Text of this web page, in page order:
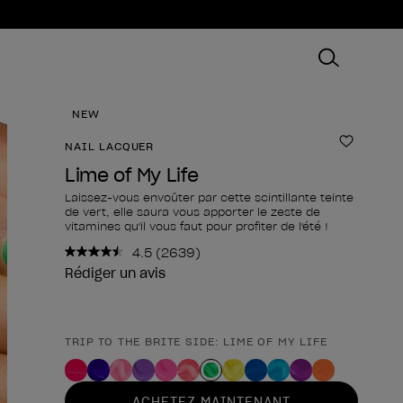
NEW
NAIL LACQUER
Lime of My Life
Laissez-vous envoûter par cette scintillante teinte
de vert, elle saura vous apporter le zeste de
vitamines qu'il vous faut pour profiter de l'été !
4.5 Lire
2639
même
page.
(2639)
Rédiger un avis
Forme du produit
TRIP TO THE BRITE SIDE: LIME OF MY LIFE